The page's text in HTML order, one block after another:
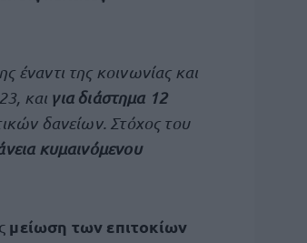
έναντι της κοινωνίας και
και για διάστημα 12
δανείων. Στόχος του
κυμαινόμενου
μείωση των επιτοκίων